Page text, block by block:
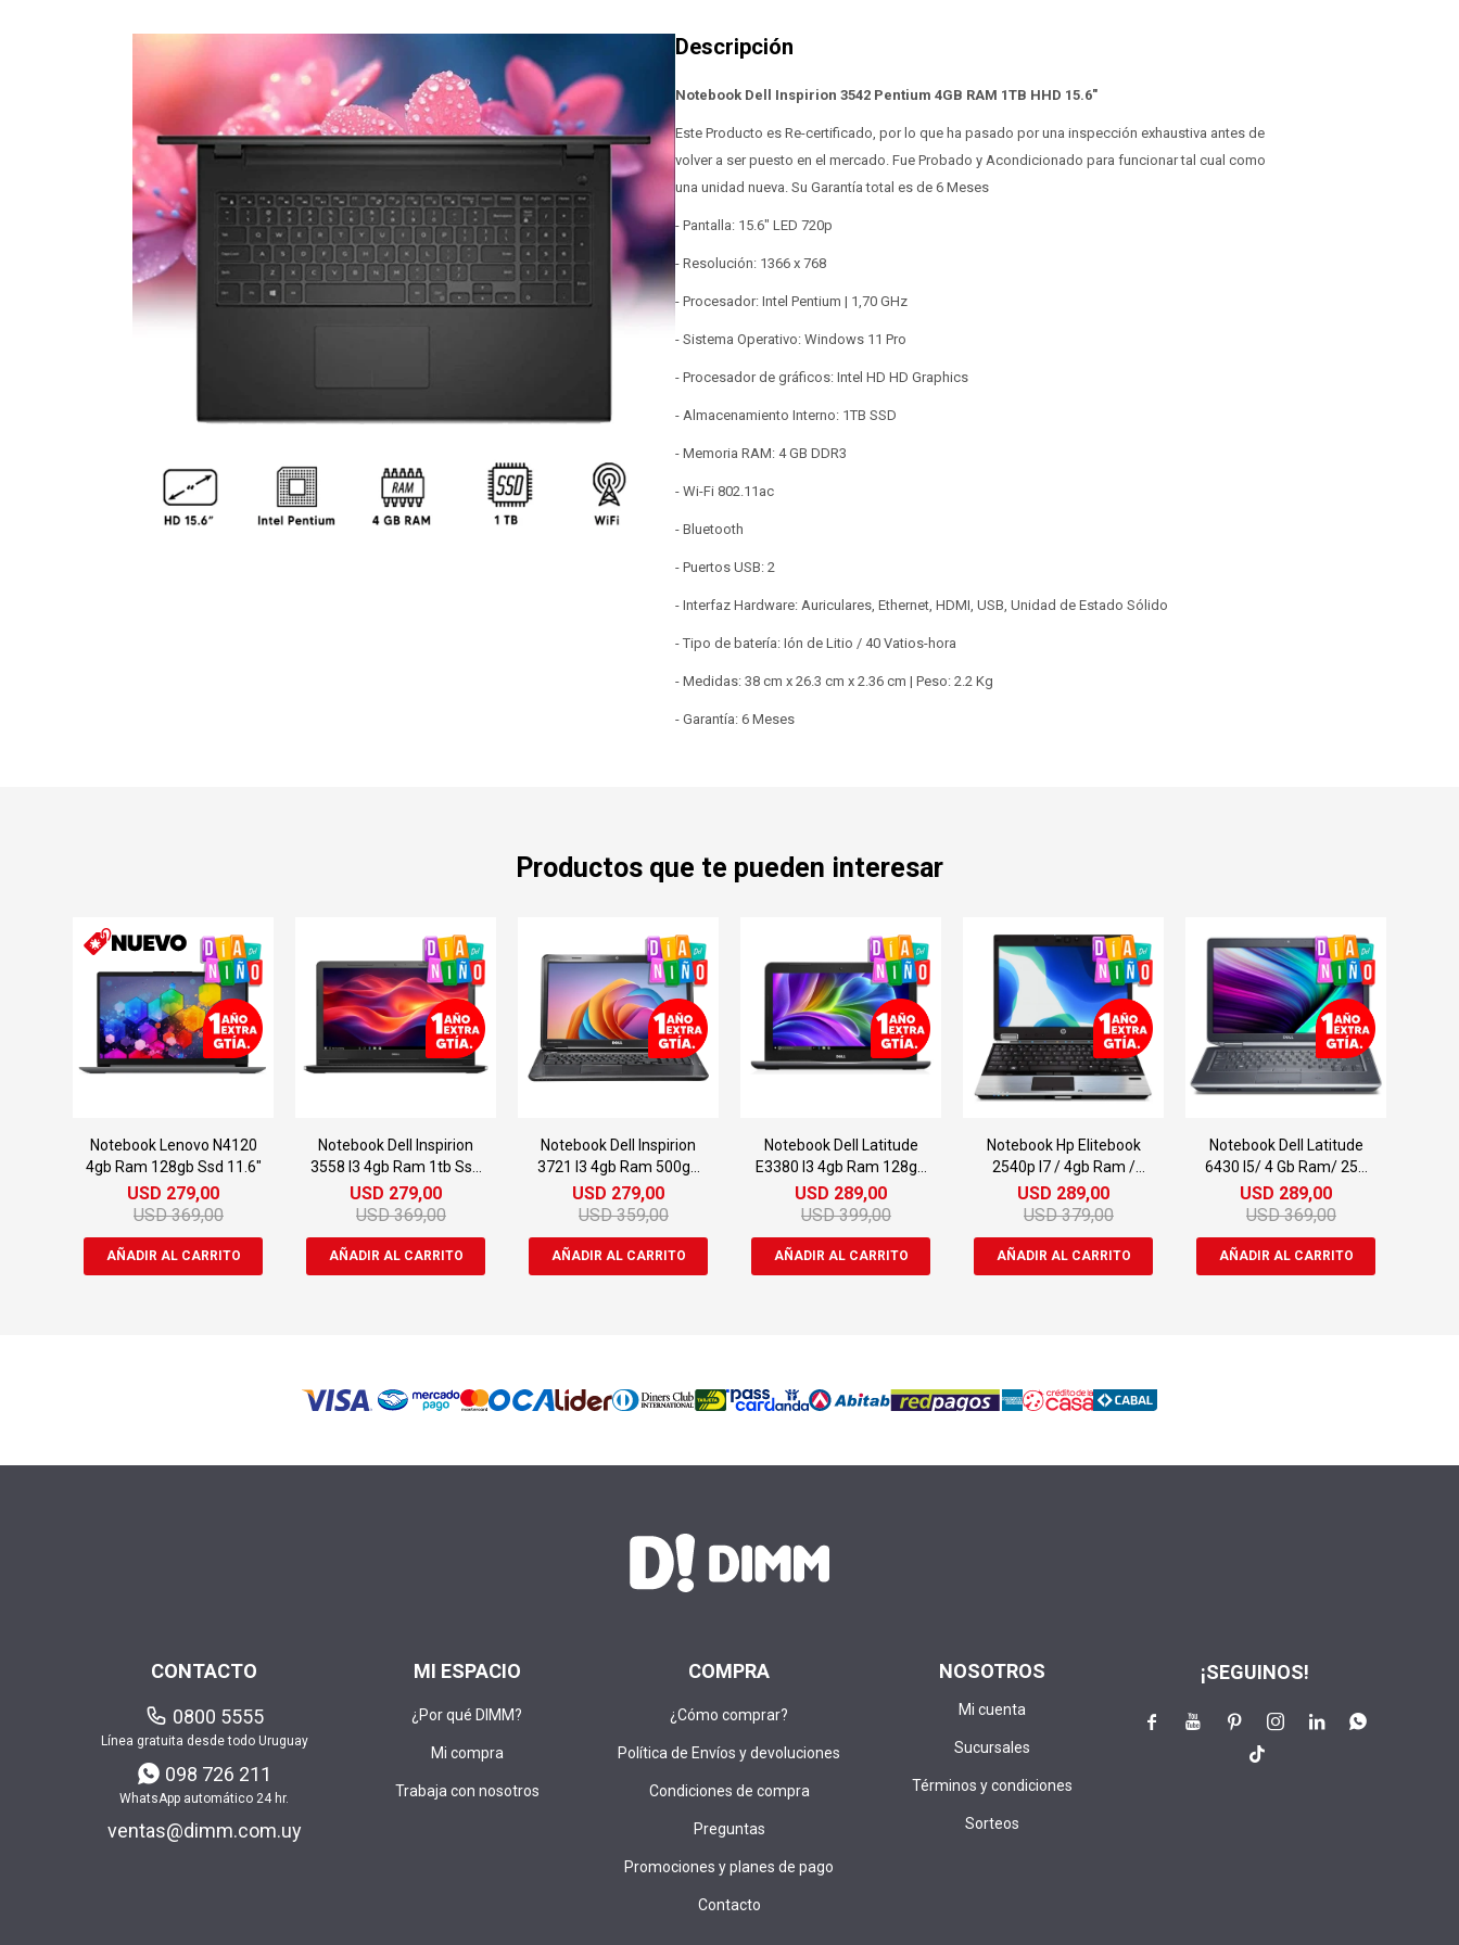
Notebook Dell Inspirion 3542 Pentium 4GB RAM 1TB HHD 15.6"
Este Producto es Re-certificado, por lo que ha pasado por una inspección exhaustiva antes de
volver a ser puesto en el mercado. Fue Probado y Acondicionado para funcionar tal cual como
una unidad nueva. Su Garantía total es de 6 Meses
- Pantalla: 15.6" LED 720p
- Resolución: 1366 x 768
- Procesador: Intel Pentium | 1,70 GHz
- Sistema Operativo: Windows 11 Pro
- Procesador de gráficos: Intel HD HD Graphics
- Almacenamiento Interno: 1TB SSD
- Memoria RAM: 4 GB DDR3
- Wi-Fi 802.11ac
- Bluetooth
- Puertos USB: 2
- Interfaz Hardware: Auriculares, Ethernet, HDMI, USB, Unidad de Estado Sólido
- Tipo de batería: Ión de Litio / 40 Vatios-hora
- Medidas: 38 cm x 26.3 cm x 2.36 cm | Peso: 2.2 Kg
- Garantía: 6 Meses
Productos que te pueden interesar
Notebook Lenovo N4120
4gb Ram 128gb Ssd 11.6"
USD 279,00
USD 369,00
Notebook Dell Inspirion
3558 I3 4gb Ram 1tb Ssd
15.6"
USD 279,00
USD 369,00
Notebook Dell Inspirion
3721 I3 4gb Ram 500gb
17.3"
USD 279,00
USD 359,00
Notebook Dell Latitude
E3380 I3 4gb Ram 128gb
Ssd 14"
USD 289,00
USD 399,00
Notebook Hp Elitebook
2540p I7 / 4gb Ram /
160gb Ssd
USD 289,00
USD 379,00
Notebook Dell Latitude
6430 I5/ 4 Gb Ram/ 256
Gb Ssd
USD 289,00
USD 369,00
MI ESPACIO
¿Por qué DIMM?
Mi compra
Trabaja con nosotros
COMPRA
¿Cómo comprar?
Política de Envíos y devoluciones
Condiciones de compra
Preguntas
Promociones y planes de pago
Contacto
NOSOTROS
Mi cuenta
Sucursales
Términos y condiciones
Sorteos
CONTACTO
0800 5555
Línea gratuita desde todo Uruguay
098 726 211
WhatsApp automático 24 hr.
ventas@dimm.com.uy
¡SEGUINOS!
    

